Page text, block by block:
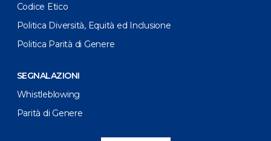
Codice Etico
Politica Diversità, Equità ed Inclusione
Politica Parità di Genere
SEGNALAZIONI
Whistleblowing
Parità di Genere